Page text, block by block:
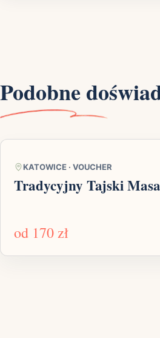
Podobne
KATOWICE · VOUCHER
Tradycyjny Tajski
od 170 zł